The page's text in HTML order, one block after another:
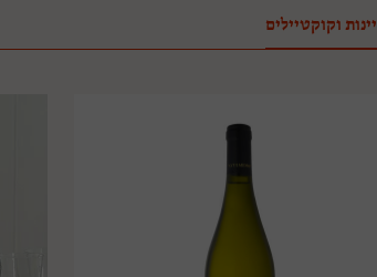
יינות וקוקטיילים